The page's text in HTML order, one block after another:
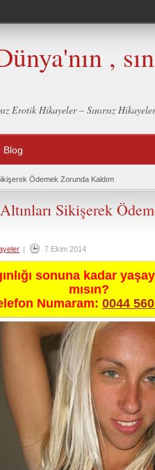
,
Erotik Hikayeler – Sınırsız
Blog
Ödemek Zorunda Kaldım
Sikişerek
| 7 Ekim 2014
sonuna kadar
mısın?
Numaram: 0044